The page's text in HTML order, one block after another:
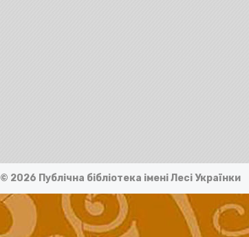
© 2026 Публічна бібліотека імені Лесі Українки